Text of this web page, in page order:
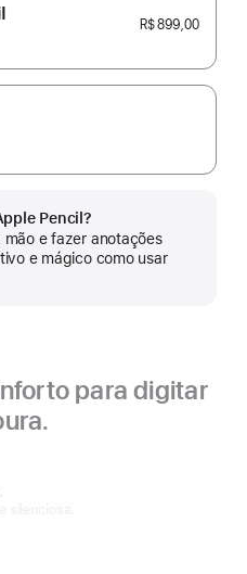
R$ 899,00
Pencil?
mão e fazer anotações
e mágico como usar
para digitar